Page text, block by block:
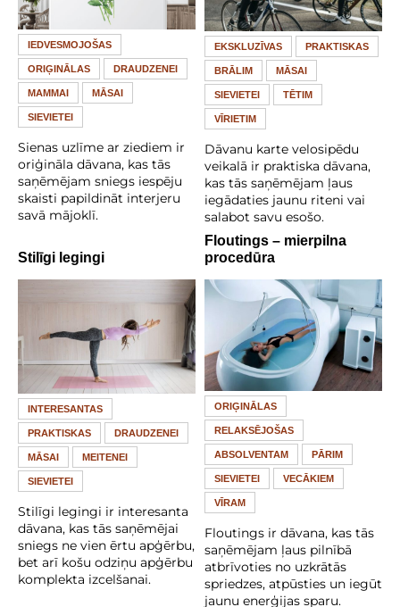
IEDVESMOJOŠAS
ORIĢINĀLAS DRAUDZENEI
MAMMAI MĀSAI
SIEVIETEI
Sienas uzlīme ar ziediem ir
oriģināla dāvana, kas tās
saņēmējam sniegs iespēju
skaisti papildināt interjeru
savā mājoklī.
EKSKLUZĪVAS PRAKTISKAS
BRĀLIM MĀSAI
SIEVIETEI TĒTIM
VĪRIETIM
Dāvanu karte velosipēdu
veikalā ir praktiska dāvana,
kas tās saņēmējam ļaus
iegādaties jaunu riteni vai
salabot savu esošo.
Stilīgi legingi
INTERESANTAS
PRAKTISKAS DRAUDZENEI
MĀSAI MEITENEI
SIEVIETEI
Stilīgi legingi ir interesanta
dāvana, kas tās saņēmējai
sniegs ne vien ērtu apģērbu,
bet arī košu odziņu apģērbu
komplekta izcelšanai.
Floutings – mierpilna
procedūra
ORIĢINĀLAS
RELAKSĒJOŠAS
ABSOLVENTAM PĀRIM
SIEVIETEI VECĀKIEM
VĪRAM
Floutings ir dāvana, kas tās
saņēmējam ļaus pilnībā
atbrīvoties no uzkrātās
spriedzes, atpūsties un iegūt
jaunu enerģijas sparu.